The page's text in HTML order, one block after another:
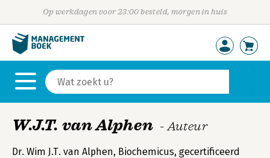
Op werkdagen voor 23:00 besteld, morgen in huis
W.J.T. van Alphen - Auteur
Dr. Wim J.T. van Alphen, Biochemicus, gecertificeerd